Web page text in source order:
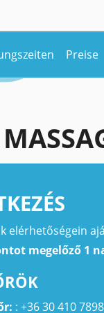
Preise
elérhetőségein
megelőző 1
: +36 30 410 7898